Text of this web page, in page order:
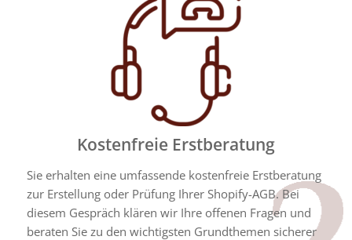
Kostenfreie Erstberatung
Sie erhalten eine umfassende kostenfreie Erstberatung
zur Erstellung oder Prüfung Ihrer Shopify-AGB. Bei
diesem Gespräch klären wir Ihre offenen Fragen und
beraten Sie zu den wichtigsten Grundthemen sicherer